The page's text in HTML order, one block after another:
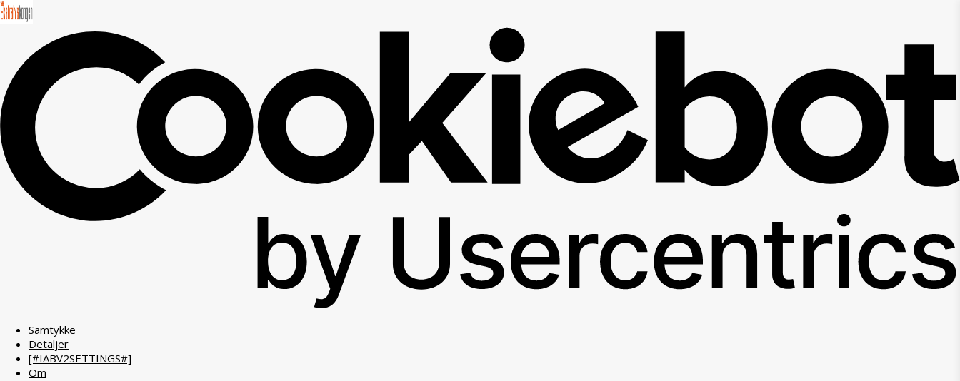
Samtykke
Detaljer
[#IABV2SETTINGS#]
Om